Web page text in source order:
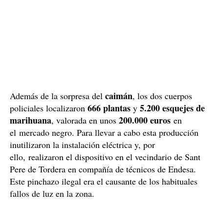
Además de la sorpresa del caimán, los dos cuerpos
policiales localizaron 666 plantas y 5.200 esquejes de
marihuana, valorada en unos 200.000 euros en
el mercado negro. Para llevar a cabo esta producción
inutilizaron la instalación eléctrica y, por
ello, realizaron el dispositivo en el vecindario de Sant
Pere de Tordera en compañía de técnicos de Endesa.
Este pinchazo ilegal era el causante de los habituales
fallos de luz en la zona.